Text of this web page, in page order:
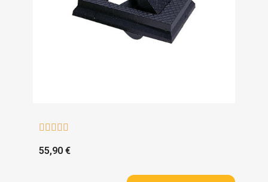
    
55,90 €